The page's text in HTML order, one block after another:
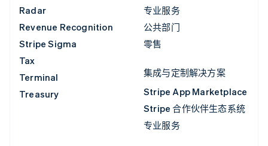
Radar
Revenue Recognition
Stripe Sigma
Tax
Terminal
Treasury
专业服务
公共部门
零售
集成与定制解决方案
Stripe App Marketplace
Stripe 合作伙伴生态系统
专业服务